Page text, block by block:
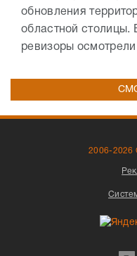
обновления
областной столицы.
ревизоры
2006-